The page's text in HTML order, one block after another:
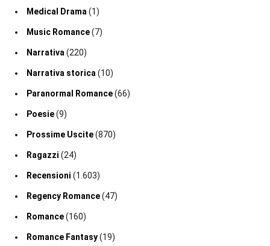
Medical Drama(1)
Music Romance(7)
Narrativa(220)
Narrativa storica(10)
Paranormal Romance(66)
Poesie(9)
Prossime Uscite(870)
Ragazzi (24)
Recensioni (1.603)
Regency Romance(47)
Romance(160)
Romance Fantasy(19)